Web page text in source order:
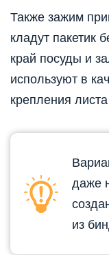
Также зажим
кладут пакетик
край посуды и
используют в
крепления
даже
из